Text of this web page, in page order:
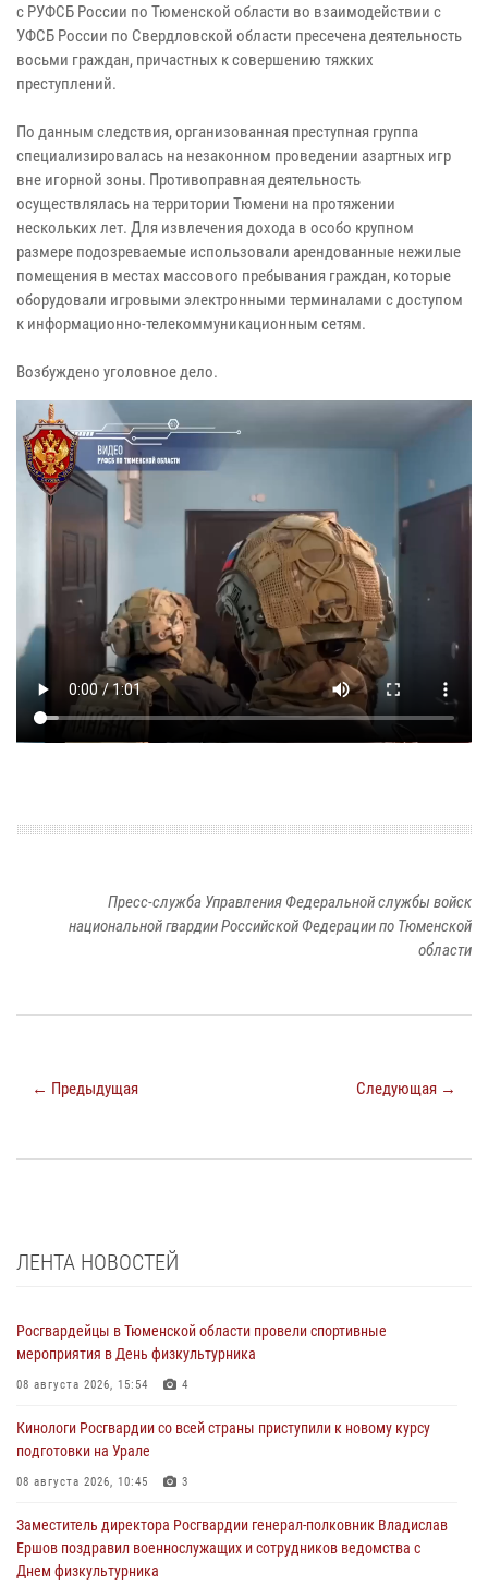
с РУФСБ России по Тюменской области во взаимодействии с
УФСБ России по Свердловской области пресечена деятельность
восьми граждан, причастных к совершению тяжких
преступлений.
По данным следствия, организованная преступная группа
специализировалась на незаконном проведении азартных игр
вне игорной зоны. Противоправная деятельность
осуществлялась на территории Тюмени на протяжении
нескольких лет. Для извлечения дохода в особо крупном
размере подозреваемые использовали арендованные нежилые
помещения в местах массового пребывания граждан, которые
оборудовали игровыми электронными терминалами с доступом
к информационно-телекоммуникационным сетям.
Возбуждено уголовное дело.
Пресс-служба Управления Федеральной службы войск
национальной гвардии Российской Федерации по Тюменской
области
← Предыдущая Следующая →
ЛЕНТА НОВОСТЕЙ
Росгвардейцы в Тюменской области провели спортивные
мероприятия в День физкультурника
08 августа 2026, 15:54 4
Кинологи Росгвардии со всей страны приступили к новому курсу
подготовки на Урале
08 августа 2026, 10:45 3
Заместитель директора Росгвардии генерал-полковник Владислав
Ершов поздравил военнослужащих и сотрудников ведомства с
Днем физкультурника